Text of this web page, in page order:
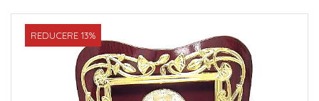
REDUCERE 13%